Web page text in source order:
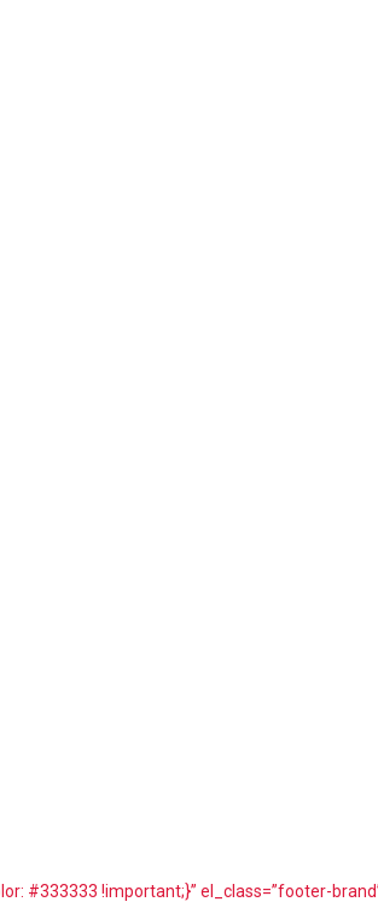
#333333 !important;}” el_class=”footer-